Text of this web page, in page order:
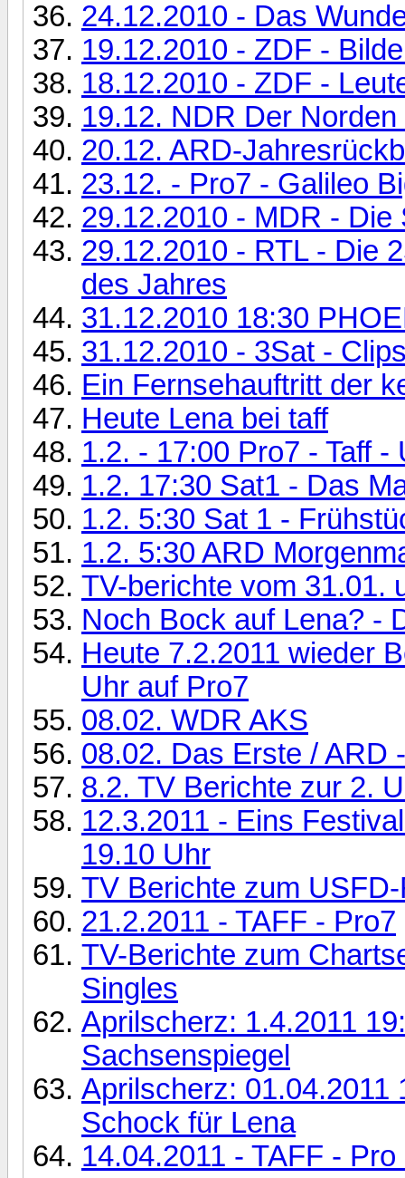
24.12.2010 - Das
19.12.2010 - ZDF -
18.12.2010 - ZDF -
19.12. NDR Der
20.12. ARD-
23.12. - Pro7 - Galileo
29.12.2010 - MDR -
29.12.2010 - RTL - Die
des Jahres
31.12.2010 18:30
31.12.2010 - 3Sat -
Ein Fernsehauftritt der
Heute Lena bei taff
1.2. - 17:00 Pro7 - Taff -
1.2. 17:30 Sat1 - Das
1.2. 5:30 Sat 1 -
1.2. 5:30 ARD
TV-berichte vom 31.01.
Noch Bock auf Lena? -
Heute 7.2.2011 wieder
Uhr auf Pro7
08.02. WDR AKS
08.02. Das Erste / ARD
8.2. TV Berichte zur 2.
12.3.2011 - Eins
19.10 Uhr
TV Berichte zum
21.2.2011 - TAFF - Pro7
TV-Berichte zum
Singles
Aprilscherz: 1.4.2011
Sachsenspiegel
Aprilscherz: 01.04.2011
Schock für Lena
14.04.2011 - TAFF -